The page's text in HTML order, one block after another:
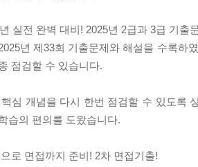
실전 완벽 대비! 2025년 2급과 3급 기출
년 제33회 기출문제와 해설을 수록하
점검할 수 있습니다.
심 개념을 다시 한번 점검할 수 있도록
습의 편의를 도왔습니다.
로 면접까지 준비! 2차 면접기출!